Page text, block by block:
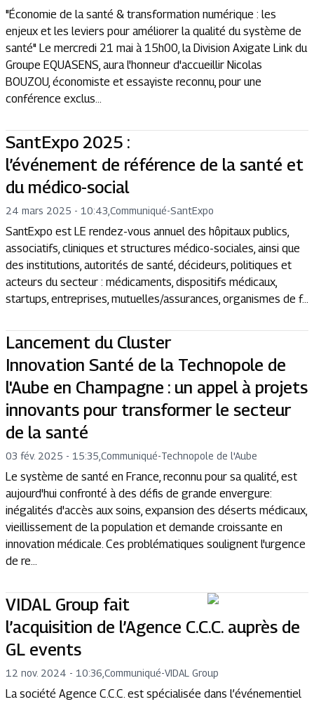
"Économie de la santé & transformation numérique : les
enjeux et les leviers pour améliorer la qualité du système de
santé" Le mercredi 21 mai à 15h00, la Division Axigate Link du
Groupe EQUASENS, aura l'honneur d'accueillir Nicolas
BOUZOU, économiste et essayiste reconnu, pour une
conférence exclus...
SantExpo 2025 :
l’événement de référence de la santé et
du médico-social
24 mars 2025 - 10:43 Communiqué-SantExpo
SantExpo est LE rendez-vous annuel des hôpitaux publics,
associatifs, cliniques et structures médico-sociales, ainsi que
des institutions, autorités de santé, décideurs, politiques et
acteurs du secteur : médicaments, dispositifs médicaux,
startups, entreprises, mutuelles/assurances, organismes de f...
Lancement du Cluster
Innovation Santé de la Technopole de
l'Aube en Champagne : un appel à projets
innovants pour transformer le secteur
de la santé
03 fév. 2025 - 15:35 Communiqué-Technopole de l'Aube
Le système de santé en France, reconnu pour sa qualité, est
aujourd'hui confronté à des défis de grande envergure:
inégalités d'accès aux soins, expansion des déserts médicaux,
vieillissement de la population et demande croissante en
innovation médicale. Ces problématiques soulignent l'urgence
de re...
VIDAL Group fait
l’acquisition de l’Agence C.C.C. auprès de
GL events
12 nov. 2024 - 10:36 Communiqué-VIDAL Group
La société Agence C.C.C. est spécialisée dans l’événementiel